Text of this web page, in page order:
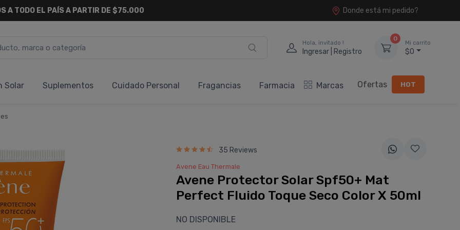
A TODO EL PAÍS A PARTIR DE $75.000 Donde está mi pedido?
Hola, invitado !
Ingresar | Registro
0
Mi carrito
$0
Solar Suplementos Cuidado Personal Fragancias Farmacia Marcas Ofertas HOT
35 Reviews
Avene Eau Thermale
Avene Protector Solar Spf50+ Mat
Perfect Fluido Toque Seco Color X 50ml
NO DISPONIBLE